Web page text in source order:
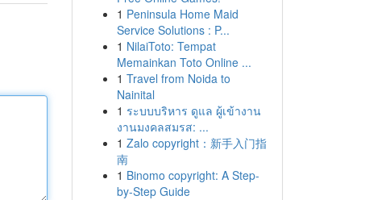
1 Peninsula Home Maid
Service Solutions : P...
1 NilaiToto: Tempat
Memainkan Toto Online ...
1 Travel from Noida to
Nainital
1 ระบบบริหาร ดูแล ผู้เข้างาน
งานมงคลสมรส: ...
1 Zalo copyright：新手入门指
南
1 Binomo copyright: A Step-
by-Step Guide